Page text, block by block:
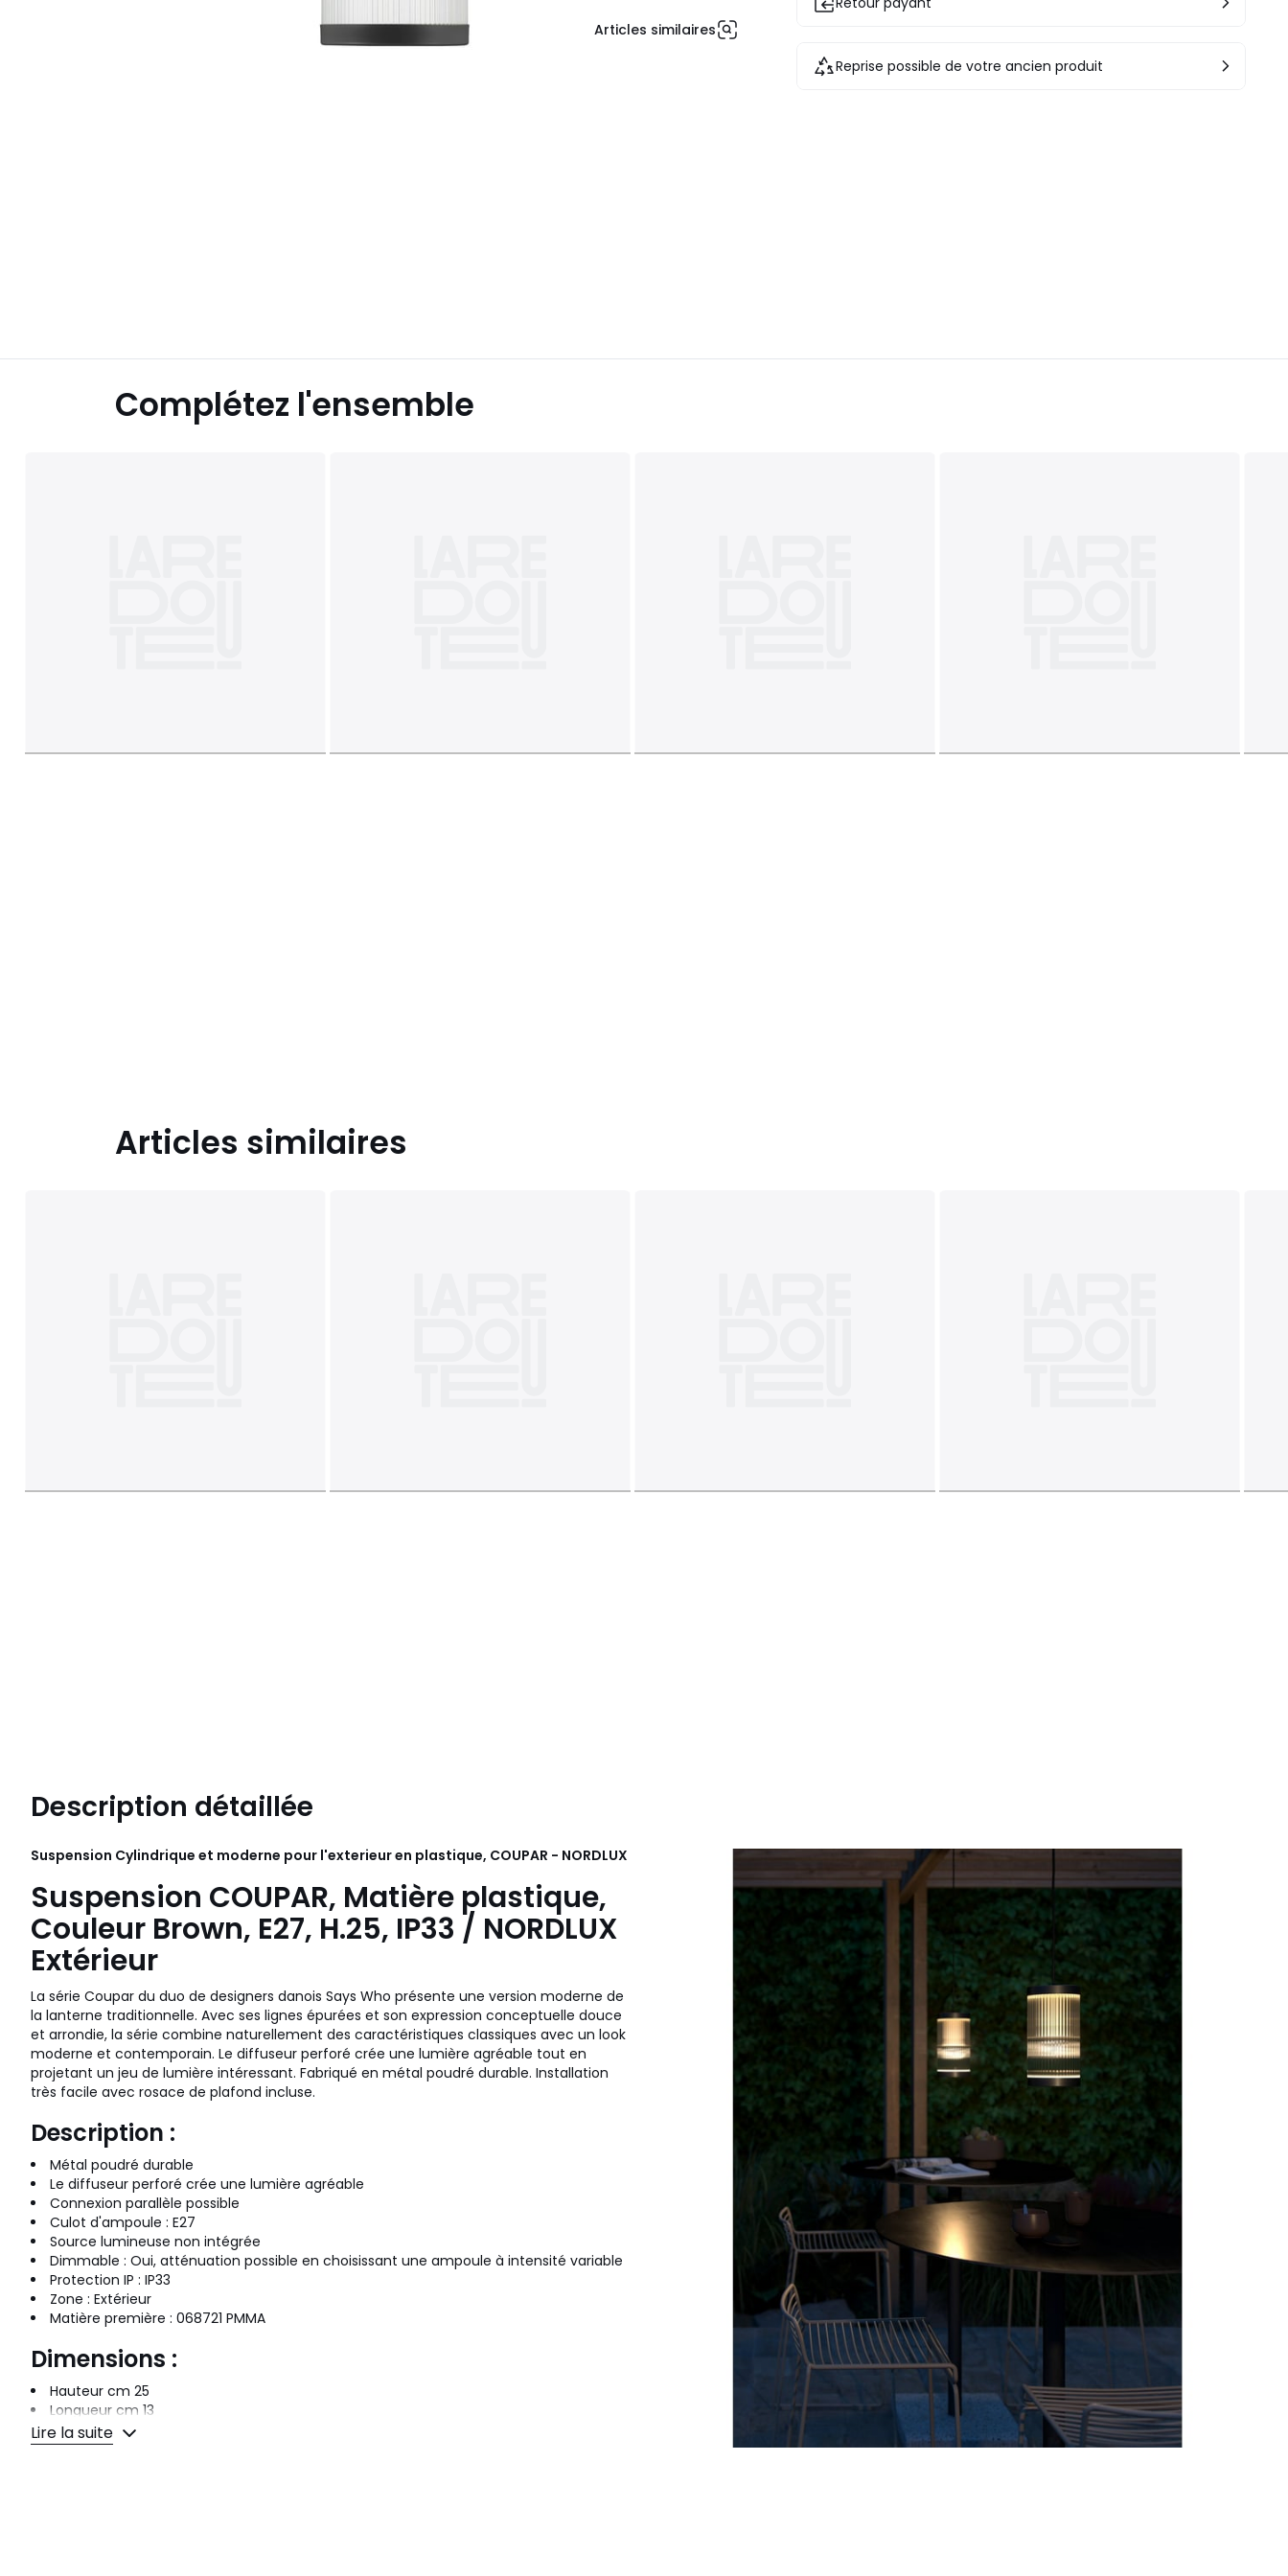
Articles similaires
Reprise possible de votre ancien produit
Complétez l'ensemble
Articles similaires
Description détaillée
Suspension Cylindrique et moderne pour l'exterieur en plastique, COUPAR - NORDLUX
Suspension COUPAR, Matière plastique,
Couleur Brown, E27, H.25, IP33 / NORDLUX
Extérieur
La série Coupar du duo de designers danois Says Who présente une version moderne de
la lanterne traditionnelle. Avec ses lignes épurées et son expression conceptuelle douce
et arrondie, la série combine naturellement des caractéristiques classiques avec un look
moderne et contemporain. Le diffuseur perforé crée une lumière agréable tout en
projetant un jeu de lumière intéressant. Fabriqué en métal poudré durable. Installation
très facile avec rosace de plafond incluse.
Description :
Métal poudré durable
Le diffuseur perforé crée une lumière agréable
Connexion parallèle possible
Culot d'ampoule : E27
Source lumineuse non intégrée
Dimmable : Oui, atténuation possible en choisissant une ampoule à intensité variable
Protection IP : IP33
Zone : Extérieur
Matière première : 068721 PMMA
Dimensions :
Hauteur cm 25
Longueur cm 13
Diamètre de l'abat-jour (cm) 13
Dimensions de la fixation (cm) 11
Lire la suite